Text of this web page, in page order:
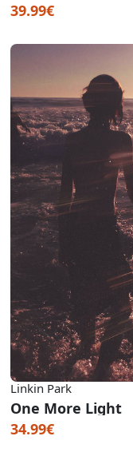
39.99€
Linkin Park
One More Light
34.99€